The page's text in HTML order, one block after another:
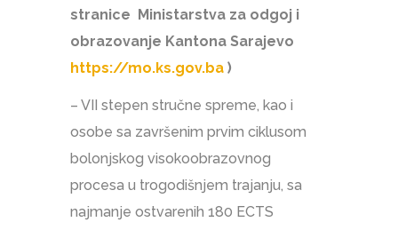
stranice Ministarstva za odgoj i
obrazovanje Kantona Sarajevo
https://mo.ks.gov.ba )
– VII stepen stručne spreme, kao i
osobe sa završenim prvim ciklusom
bolonjskog visokoobrazovnog
procesa u trogodišnjem trajanju, sa
najmanje ostvarenih 180 ECTS